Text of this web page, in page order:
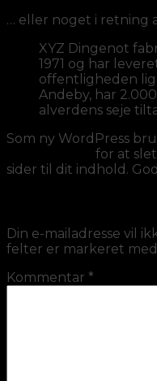
… eller noget i retning
XYZ Dingenot
1971 og har
offentligheden
Andeby, har
alverdens seje
Som ny WordPress
for at
sider til dit indhold.
Din e-mailadresse vil
felter er markeret med
Kommentar *